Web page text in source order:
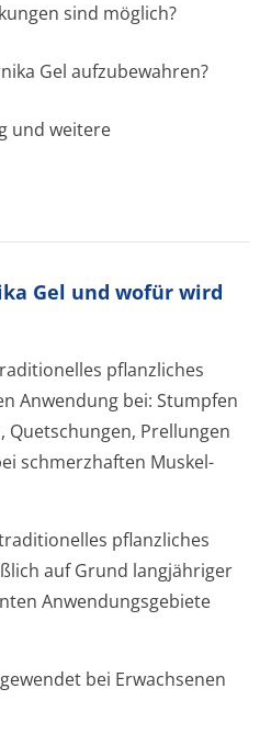
sind möglich?
Gel aufzubewahren?
und weitere
Gel und wofür wird
pflanzliches
Anwendung bei: Stumpfen
Quetschungen, Prellungen
schmerzhaften Muskel-
pflanzliches
auf Grund langjähriger
Anwendungsgebiete
bei Erwachsenen